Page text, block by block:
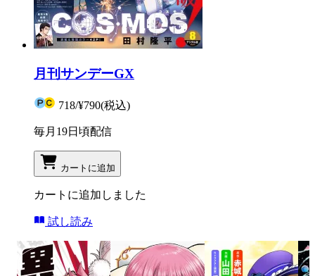
月刊サンデーGX
718/¥790(税込)
毎月19日頃配信
カートに追加
カートに追加しました
試し読み